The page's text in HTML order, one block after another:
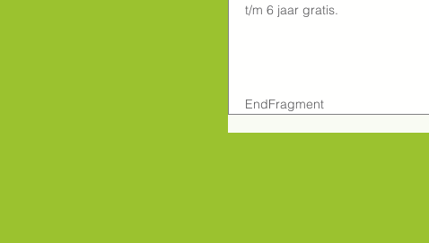
t/m 6 jaar gratis.
EndFragment